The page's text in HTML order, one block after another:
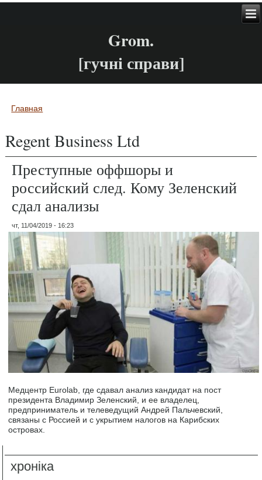
Grom.
[гучні справи]
Вы здесь
Главная
Regent Business Ltd
Преступные оффшоры и
российский след. Кому Зеленский
сдал анализы
чт, 11/04/2019 - 16:23
Медцентр Eurolab, где сдавал анализ кандидат на пост
президента Владимир Зеленский, и ее владелец,
предприниматель и телеведущий Андрей Пальчевский,
связаны с Россией и с укрытием налогов на Карибских
островах.
хроніка